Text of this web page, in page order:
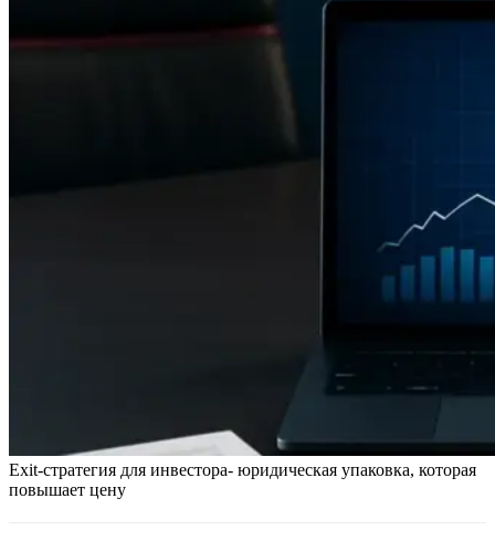
Exit-стратегия для инвестора- юридическая упаковка, которая
повышает цену